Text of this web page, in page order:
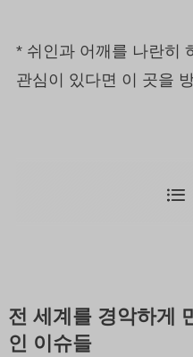
* 쉬인과 어깨를 나란히
관심이 있다면 이 곳을
전 세계를 경악하게
인 이슈들